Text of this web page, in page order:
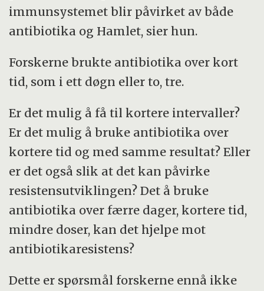
immunsystemet blir påvirket av både
antibiotika og Hamlet, sier hun.
Forskerne brukte antibiotika over kort
tid, som i ett døgn eller to, tre.
Er det mulig å få til kortere intervaller?
Er det mulig å bruke antibiotika over
kortere tid og med samme resultat? Eller
er det også slik at det kan påvirke
resistensutviklingen? Det å bruke
antibiotika over færre dager, kortere tid,
mindre doser, kan det hjelpe mot
antibiotikaresistens?
Dette er spørsmål forskerne ennå ikke